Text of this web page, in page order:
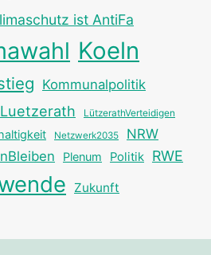
ist AntiFa
Koeln
Kommunalpolitik
Luetzerath LützerathVerteidigen
Netzwerk2035 NRW
Plenum Politik RWE
Zukunft